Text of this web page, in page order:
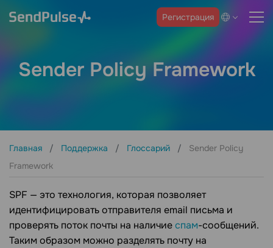
Регистрация
Sender Policy Framework
Главная Поддержка Глоссарий
Sender Policy
Framework
SPF — это технология, которая позволяет
идентифицировать отправителя email письма и
проверять поток почты на наличиеспам-сообщений.
Таким образом можно разделять почту на